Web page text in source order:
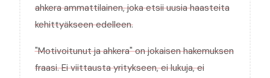
ahkera ammattilainen, joka etsii uusia haasteita
kehittyäkseen edelleen.
"Motivoitunut ja ahkera" on jokaisen hakemuksen
fraasi. Ei viittausta yritykseen, ei lukuja, ei